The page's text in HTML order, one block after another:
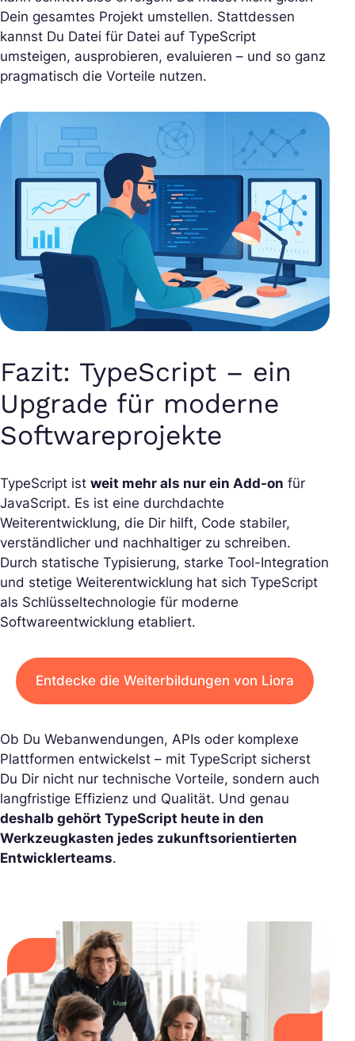
Dein gesamtes Projekt umstellen. Stattdessen
kannst Du Datei für Datei auf TypeScript
umsteigen, ausprobieren, evaluieren – und so ganz
pragmatisch die Vorteile nutzen.
Fazit: TypeScript – ein
Upgrade für moderne
Softwareprojekte
TypeScript ist weit mehr als nur ein Add-on für
JavaScript. Es ist eine durchdachte
Weiterentwicklung, die Dir hilft, Code stabiler,
verständlicher und nachhaltiger zu schreiben.
Durch statische Typisierung, starke Tool-Integration
und stetige Weiterentwicklung hat sich TypeScript
als Schlüsseltechnologie für moderne
Softwareentwicklung etabliert.
Entdecke die Weiterbildungen von Liora
Ob Du Webanwendungen, APIs oder komplexe
Plattformen entwickelst – mit TypeScript sicherst
Du Dir nicht nur technische Vorteile, sondern auch
langfristige Effizienz und Qualität. Und genau
deshalb gehört TypeScript heute in den
Werkzeugkasten jedes zukunftsorientierten
Entwicklerteams.